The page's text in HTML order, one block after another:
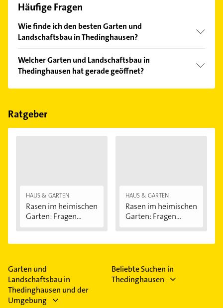
Häufige Fragen
Wie finde ich den besten Garten und
Landschaftsbau in Thedinghausen?
Kundenmeinungen und profitieren Sie von den
Empfehlungen. Die Suchergebnisse können Sie sich
einfach nachBewertungensortiert anzeigen lassen.
Welcher Garten und Landschaftsbau in
Thedinghausen hat gerade geöffnet?
Im Anbieter-Bereich finden Sie alleÖffnungszeiten.
Feiertagen abweichen können.
Ratgeber
HAUS & GARTEN
Rasen im heimischen
Garten: Fragen...
HAUS & GARTEN
Rasen im heimischen
Garten: Fragen...
Garten und
Landschaftsbau in
Thedinghausen und der
Umgebung
Beliebte Suchen in
Thedinghausen